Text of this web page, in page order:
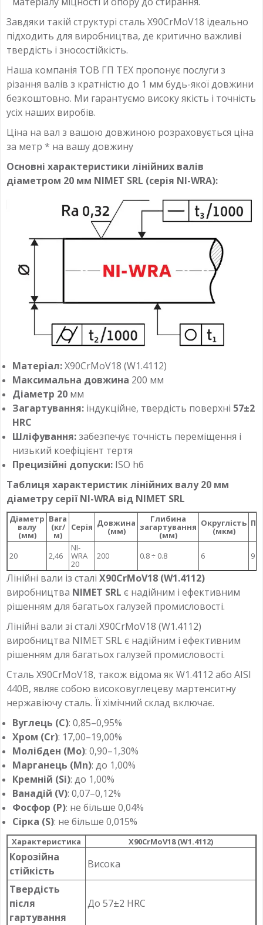
Завдяки такій структурі сталь X90CrMoV18 ідеально
підходить для виробництва, де критично важливі
твердість і зносостійкість.
Наша компанія ТОВ ГП ТЕХ пропонує послуги з
різання валів з кратністю до 1 мм будь-якої довжини
безкоштовно. Ми гарантуємо високу якість і точність
усіх наших виробів.
Ціна на вал з вашою довжиною розраховується ціна
за метр * на вашу довжину
Основні характеристики лінійних валів
діаметром 20 мм NIMET SRL (серія NI-WRA):
Матеріал:X90CrMoV18 (W1.4112)
Максимальна довжина 200 мм
Діаметр 20 мм
Загартування: індукційне, твердість поверхні 57±2
HRC
Шліфування:забезпечує точність переміщення і
низький коефіцієнт тертя
Прецизійні допуски: ISO h6
Таблиця характеристик лінійних валу 20 мм
діаметру серії NI-WRA від NIMET SRL
Діаметр
валу
(мм)
Вага
(кг/
м)
Серія Довжина
(мм)
Глибина
загартування
(мм)
Округлість
(мкм)
20 2,46
NI-
WRA
20
200 0.8 ÷ 0.8 6 9
Лінійні вали із сталі X90CrMoV18 (W1.4112)
виробництва NIMET SRL є надійним і ефективним
рішенням для багатьох галузей промисловості.
Лінійні вали зі сталі X90CrMoV18 (W1.4112)
виробництва NIMET SRL є надійним і ефективним
рішенням для багатьох галузей промисловості.
Сталь X90CrMoV18, також відома як W1.4112 або AISI
440B, являє собою високовуглецеву мартенситну
нержавіючу сталь. Її хімічний склад включає.
Вуглець (C): 0,85–0,95%
Хром (Cr): 17,00–19,00%
Молібден (Mo): 0,90–1,30%
Марганець (Mn): до 1,00%
Кремній (Si): до 1,00%
Ванадій (V): 0,07–0,12%
Фосфор (P): не більше 0,04%
Сірка (S): не більше 0,015%
Характеристика X90CrMoV18 (W1.4112)
Корозійна
стійкість
Висока
Твердість
після
гартування
До 57±2 HRC